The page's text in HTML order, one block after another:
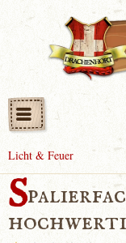
Licht & Feuer
S